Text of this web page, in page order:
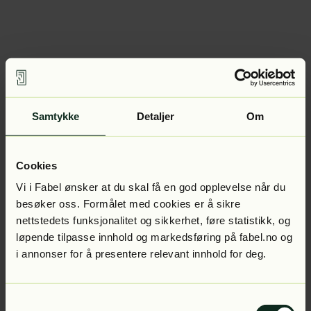
Samtykke Detaljer Om
Cookies
Vi i Fabel ønsker at du skal få en god opplevelse når du
besøker oss. Formålet med cookies er å sikre
nettstedets funksjonalitet og sikkerhet, føre statistikk, og
løpende tilpasse innhold og markedsføring på fabel.no og
i annonser for å presentere relevant innhold for deg.